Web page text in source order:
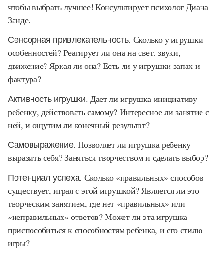
чтобы выбрать лучшее! Консультирует психолог Диана
Занде.
Сенсорная привлекательность. Сколько у игрушки
особенностей? Реагирует ли она на свет, звуки,
движение? Яркая ли она? Есть ли у игрушки запах и
фактура?
Активность игрушки. Дает ли игрушка инициативу
ребенку, действовать самому? Интересное ли занятие с
ней, и ощутим ли конечный результат?
Самовыражение. Позволяет ли игрушка ребенку
выразить себя? Заняться творчеством и сделать выбор?
Потенциал успеха. Сколько «правильных» способов
существует, играя с этой игрушкой? Является ли это
творческим занятием, где нет «правильных» или
«неправильных» ответов? Может ли эта игрушка
приспособиться к способностям ребенка, и его стилю
игры?